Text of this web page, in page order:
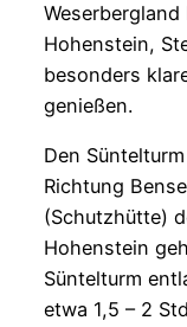
Hohenstein,
besonders
genießen.
Den
Richtung
(Schutzhütte)
Hohenstein
Süntelturm
etwa 1,5 – 2